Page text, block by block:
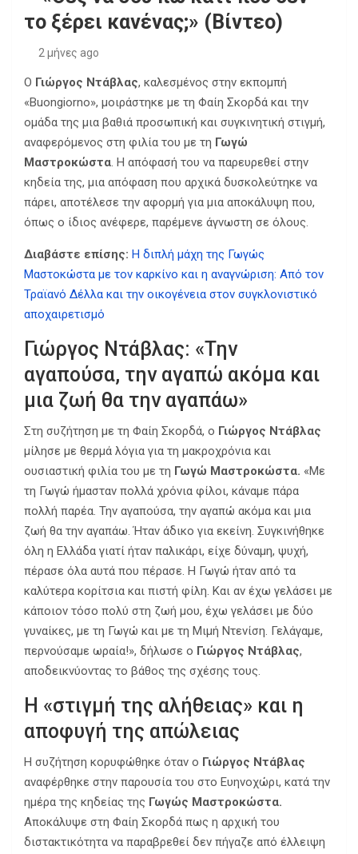
το ξέρει κανένας;» (Βίντεο)
2 μήνες ago
Ο Γιώργος Ντάβλας, καλεσμένος στην εκπομπή
«Buongiorno», μοιράστηκε με τη Φαίη Σκορδά και την
ομάδα της μια βαθιά προσωπική και συγκινητική στιγμή,
αναφερόμενος στη φιλία του με τη Γωγώ
Μαστροκώστα. Η απόφασή του να παρευρεθεί στην
κηδεία της, μια απόφαση που αρχικά δυσκολεύτηκε να
πάρει, αποτέλεσε την αφορμή για μια αποκάλυψη που,
όπως ο ίδιος ανέφερε, παρέμενε άγνωστη σε όλους.
Διαβάστε επίσης: Η διπλή μάχη της Γωγώς
Μαστοκώστα με τον καρκίνο και η αναγνώριση: Από τον
Τραϊανό Δέλλα και την οικογένεια στον συγκλονιστικό
αποχαιρετισμό
Γιώργος Ντάβλας: «Την
αγαπούσα, την αγαπώ ακόμα και
μια ζωή θα την αγαπάω»
Στη συζήτηση με τη Φαίη Σκορδά, ο Γιώργος Ντάβλας
μίλησε με θερμά λόγια για τη μακροχρόνια και
ουσιαστική φιλία του με τη Γωγώ Μαστροκώστα. «Με
τη Γωγώ ήμασταν πολλά χρόνια φίλοι, κάναμε πάρα
πολλή παρέα. Την αγαπούσα, την αγαπώ ακόμα και μια
ζωή θα την αγαπάω. Ήταν άδικο για εκείνη. Συγκινήθηκε
όλη η Ελλάδα γιατί ήταν παλικάρι, είχε δύναμη, ψυχή,
πέρασε όλα αυτά που πέρασε. Η Γωγώ ήταν από τα
καλύτερα κορίτσια και πιστή φίλη. Και αν έχω γελάσει με
κάποιον τόσο πολύ στη ζωή μου, έχω γελάσει με δύο
γυναίκες, με τη Γωγώ και με τη Μιμή Ντενίση. Γελάγαμε,
περνούσαμε ωραία!», δήλωσε ο Γιώργος Ντάβλας,
αποδεικνύοντας το βάθος της σχέσης τους.
Η «στιγμή της αλήθειας» και η
αποφυγή της απώλειας
Η συζήτηση κορυφώθηκε όταν ο Γιώργος Ντάβλας
αναφέρθηκε στην παρουσία του στο Ευηνοχώρι, κατά την
ημέρα της κηδείας της Γωγώς Μαστροκώστα.
Αποκάλυψε στη Φαίη Σκορδά πως η αρχική του
διστακτικότητα να παραβρεθεί δεν πήγαζε από έλλειψη